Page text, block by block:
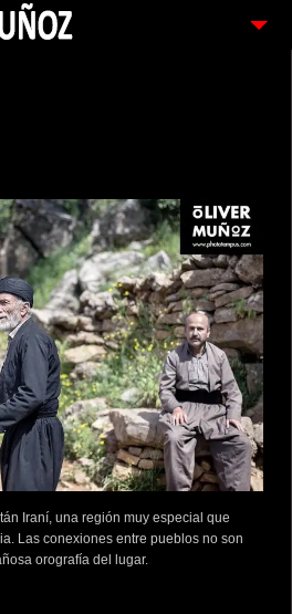
Iraní, una región muy especial que
Las conexiones entre pueblos no son
orografía del lugar.